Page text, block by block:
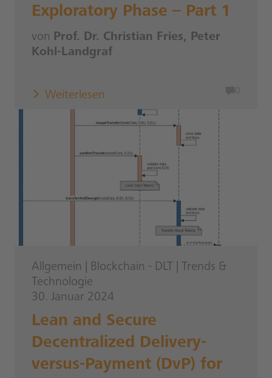
Exploratory Phase – Part 1
von Prof. Dr. Christian Fries, Peter
Kohl-Landgraf
Weiterlesen
Allgemein Blockchain - DLT
Trends &
Technologie
30. Januar 2024
Lean and Secure
Decentralized Delivery-
versus-Payment (DvP) for